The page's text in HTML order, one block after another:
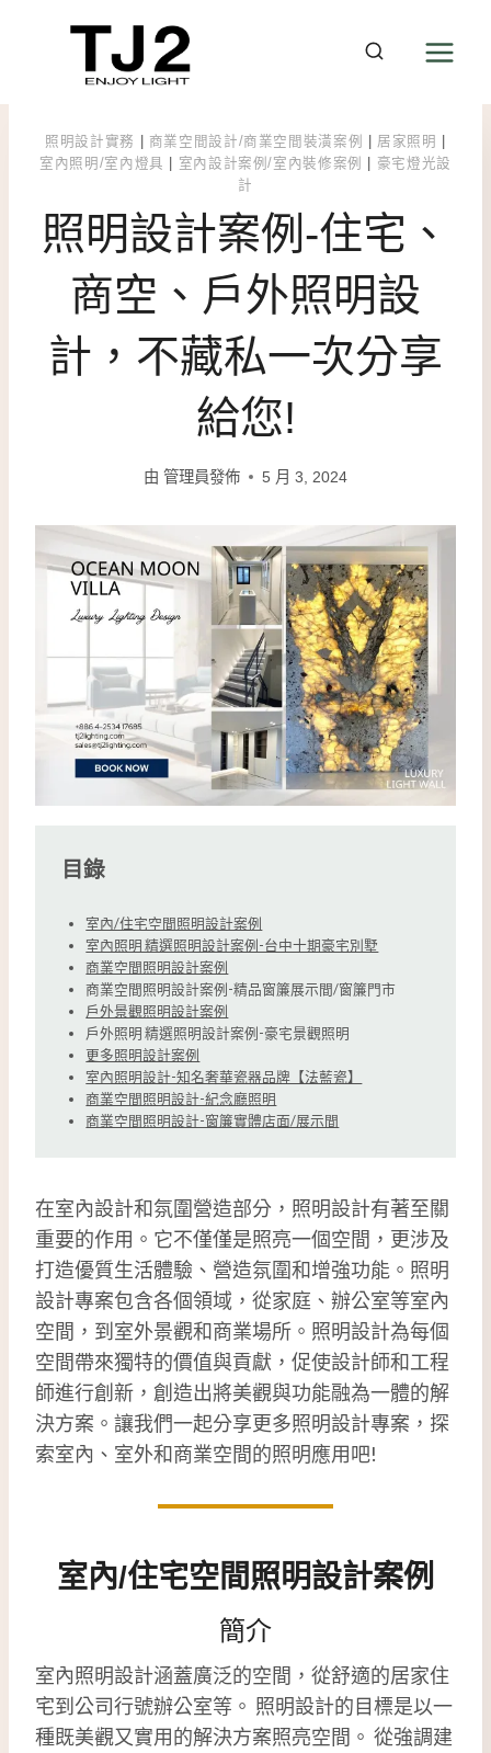
照明設計實務 商業空間設計/商業空間裝潢案例 居家照明
室內照明/室內燈具
室內設計案例/室內裝修案例
豪宅燈光設
計
照明設計案例-住宅、
商空、戶外照明設
計，不藏私一次分享
給您!
由 管理員發佈 5 月 3, 2024
目錄
室內/住宅空間照明設計案例
室內照明 精選照明設計案例-台中十期豪宅別墅
商業空間照明設計案例
商業空間照明設計案例-精品窗簾展示間/窗簾門市
戶外景觀照明設計案例
戶外照明 精選照明設計案例-豪宅景觀照明
更多照明設計案例
室內照明設計-知名奢華瓷器品牌【法藍瓷】
商業空間照明設計-紀念廳照明
商業空間照明設計-窗簾實體店面/展示間
在室內設計和氛圍營造部分，照明設計有著至關
重要的作用。它不僅僅是照亮一個空間，更涉及
打造優質生活體驗、營造氛圍和增強功能。照明
設計專案包含各個領域，從家庭、辦公室等室內
空間，到室外景觀和商業場所。照明設計為每個
空間帶來獨特的價值與貢獻，促使設計師和工程
師進行創新，創造出將美觀與功能融為一體的解
決方案。讓我們一起分享更多照明設計專案，探
索室內、室外和商業空間的照明應用吧!
室內/住宅空間照明設計案例
簡介
室內照明設計涵蓋廣泛的空間，從舒適的居家住
宅到公司行號辦公室等。 照明設計的目標是以一
種既美觀又實用的解決方案照亮空間。 從強調建